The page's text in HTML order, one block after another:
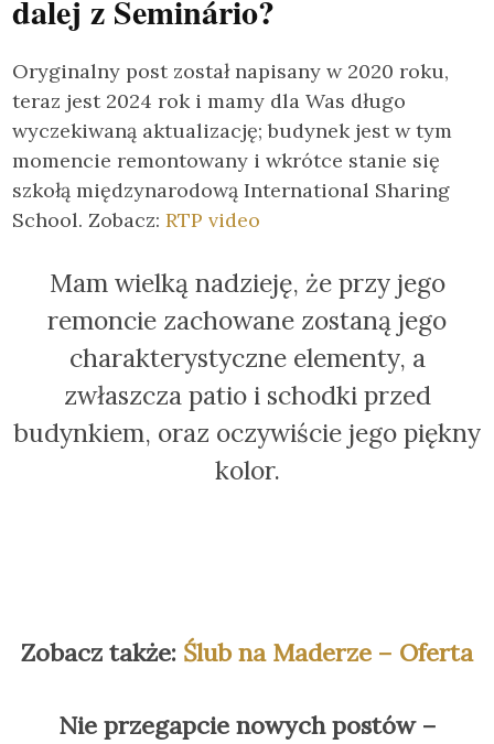
dalej z Seminário?
Oryginalny post został napisany w 2020 roku,
teraz jest 2024 rok i mamy dla Was długo
wyczekiwaną aktualizację; budynek jest w tym
momencie remontowany i wkrótce stanie się
szkołą międzynarodową International Sharing
School. Zobacz:RTP video
Mam wielką nadzieję, że przy jego
remoncie zachowane zostaną jego
charakterystyczne elementy, a
zwłaszcza patio i schodki przed
budynkiem, oraz oczywiście jego piękny
kolor.
Zobacz także: Ślub na Maderze – Oferta
Nie przegapcie nowych postów –